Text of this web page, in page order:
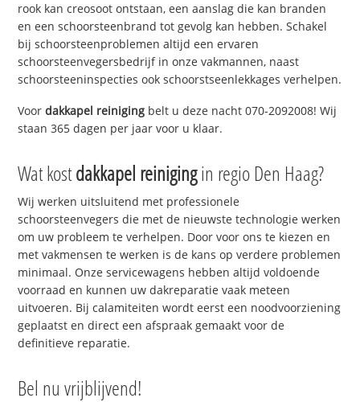
rook kan creosoot ontstaan, een aanslag die kan branden
en een schoorsteenbrand tot gevolg kan hebben. Schakel
bij schoorsteenproblemen altijd een ervaren
schoorsteenvegersbedrijf in onze vakmannen, naast
schoorsteeninspecties ook schoorstseenlekkages verhelpen.
Voordakkapel reiniging belt u deze nacht 070-2092008! Wij
staan 365 dagen per jaar voor u klaar.
Wat kostdakkapel reinigingin regio Den Haag?
Wij werken uitsluitend met professionele
schoorsteenvegers die met de nieuwste technologie werken
om uw probleem te verhelpen. Door voor ons te kiezen en
met vakmensen te werken is de kans op verdere problemen
minimaal. Onze servicewagens hebben altijd voldoende
voorraad en kunnen uw dakreparatie vaak meteen
uitvoeren. Bij calamiteiten wordt eerst een noodvoorziening
geplaatst en direct een afspraak gemaakt voor de
definitieve reparatie.
Bel nu vrijblijvend!